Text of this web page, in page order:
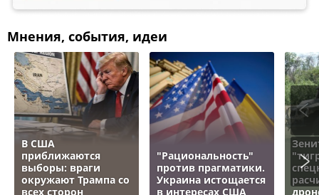
Мнения, события, идеи
В США
приближаются
выборы: враги
окружают Трампа со
всех сторон
"Рациональность"
против прагматики.
Украина истощается
в интересах США